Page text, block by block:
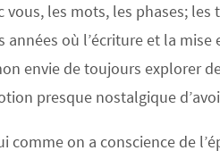
vous, les mots, les phases;
où l’écriture et la mise
envie de toujours explorer
presque nostalgique
on a conscience de